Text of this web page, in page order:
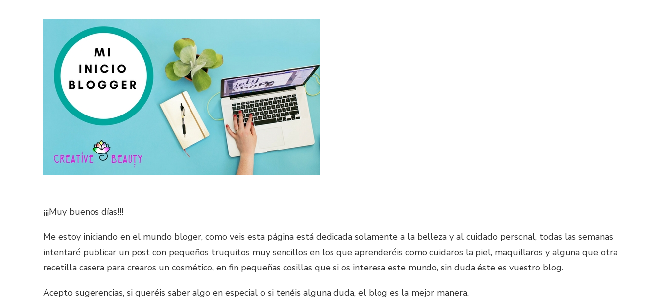
¡¡¡Muy buenos días!!!
Me estoy iniciando en el mundo bloger, como veis esta página está dedicada solamente a la belleza y al cuidado personal, todas las semanas
intentaré publicar un post con pequeños truquitos muy sencillos en los que aprenderéis como cuidaros la piel, maquillaros y alguna que otra
recetilla casera para crearos un cosmético, en fin pequeñas cosillas que si os interesa este mundo, sin duda éste es vuestro blog.
Acepto sugerencias, si queréis saber algo en especial o si tenéis alguna duda, el blog es la mejor manera.